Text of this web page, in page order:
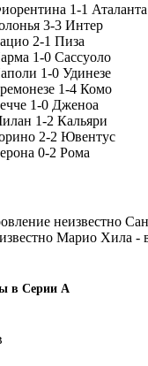
1-1 Аталанта
3-3 Интер
2-1 Пиза
1-0 Сассуоло
1-0 Удинезе
1-4 Комо
1-0 Дженоа
1-2 Кальяри
2-2 Ювентус
0-2 Рома
неизвестно
Марио Хила -
в Серии А